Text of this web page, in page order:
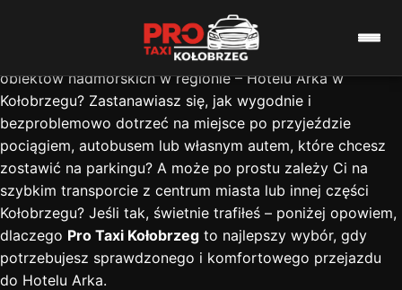
Taxi do Hotelu Arka w Kołobrzegu – komfortowy dojazd z
Planujesz pobyt w jednym z najbardziej rozpoznawalnych
obiektów nadmorskich w regionie – Hotelu Arka w
Kołobrzegu? Zastanawiasz się, jak wygodnie i
bezproblemowo dotrzeć na miejsce po przyjeździe
pociągiem, autobusem lub własnym autem, które chcesz
zostawić na parkingu? A może po prostu zależy Ci na
szybkim transporcie z centrum miasta lub innej części
Kołobrzegu? Jeśli tak, świetnie trafiłeś – poniżej opowiem,
dlaczego Pro Taxi Kołobrzeg to najlepszy wybór, gdy
potrzebujesz sprawdzonego i komfortowego przejazdu
do Hotelu Arka.